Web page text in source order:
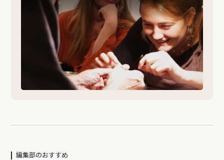
編集部のおすすめ